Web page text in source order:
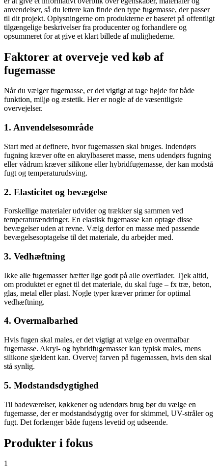
anvendelser, så du lettere kan finde den type fugemasse, der passer
til dit projekt. Oplysningerne om produkterne er baseret på offentligt
tilgængelige beskrivelser fra producenter og forhandlere og
opsummeret for at give et klart billede af mulighederne.
Faktorer at overveje ved køb af
fugemasse
Når du vælger fugemasse, er det vigtigt at tage højde for både
funktion, miljø og æstetik. Her er nogle af de væsentligste
overvejelser.
1. Anvendelsesområde
Start med at definere, hvor fugemassen skal bruges. Indendørs
fugning kræver ofte en akrylbaseret masse, mens udendørs fugning
eller vådrum kræver silikone eller hybridfugemasse, der kan modstå
fugt og temperaturudsving.
2. Elasticitet og bevægelse
Forskellige materialer udvider og trækker sig sammen ved
temperaturændringer. En elastisk fugemasse kan optage disse
bevægelser uden at revne. Vælg derfor en masse med passende
bevægelsesoptagelse til det materiale, du arbejder med.
3. Vedhæftning
Ikke alle fugemasser hæfter lige godt på alle overflader. Tjek altid,
om produktet er egnet til det materiale, du skal fuge – fx træ, beton,
glas, metal eller plast. Nogle typer kræver primer for optimal
vedhæftning.
4. Overmalbarhed
Hvis fugen skal males, er det vigtigt at vælge en overmalbar
fugemasse. Akryl- og hybridfugemasser kan typisk males, mens
silikone sjældent kan. Overvej farven på fugemassen, hvis den skal
stå synlig.
5. Modstandsdygtighed
Til badeværelser, køkkener og udendørs brug bør du vælge en
fugemasse, der er modstandsdygtig over for skimmel, UV-stråler og
fugt. Det forlænger både fugens levetid og udseende.
Produkter i fokus
1